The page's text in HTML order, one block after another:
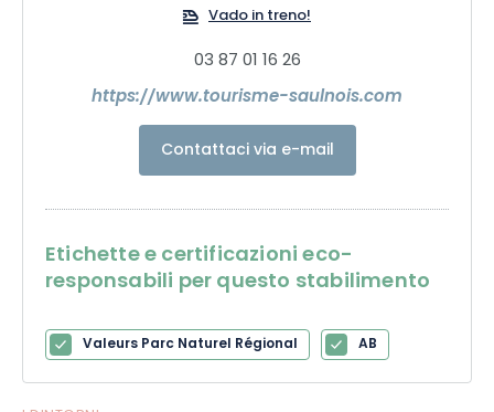
Vado in treno!
03 87 01 16 26
https://www.tourisme-saulnois.com
Contattaci via e-mail
Etichette e certificazioni eco-
responsabili per questo stabilimento
Valeurs Parc Naturel Régional AB